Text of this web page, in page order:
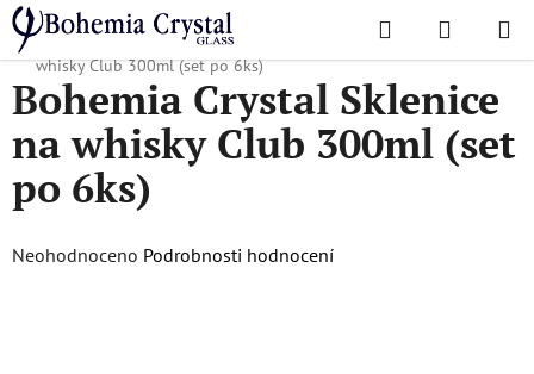
Přejít
na
obsah
Hledat
KOŠÍK
Domů
/ Sklenice Sklenice na whisky
Bohemia Crystal Sklenice na
whisky Club 300ml (set po 6ks)
Bohemia Crystal Sklenice
na whisky Club 300ml (set
po 6ks)
Průměrné
Neohodnoceno Podrobnosti hodnocení